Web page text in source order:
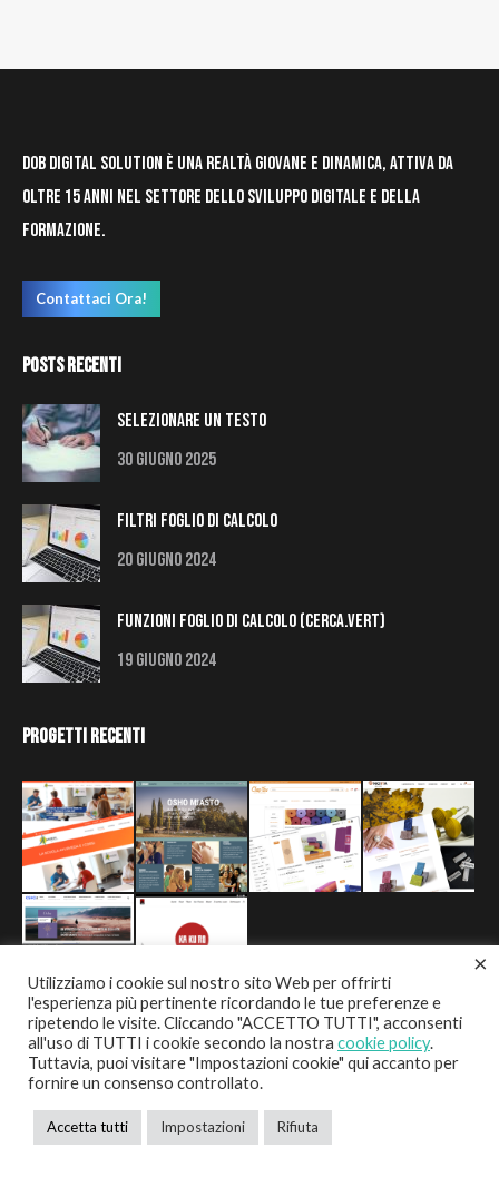
DOB Digital Solution è una realtà giovane e dinamica, attiva da
oltre 15 anni nel settore dello sviluppo digitale e della
formazione.
Contattaci Ora!
Posts Recenti
Selezionare un testo
30 Giugno 2025
Filtri Foglio di Calcolo
20 Giugno 2024
Funzioni Foglio di Calcolo (Cerca.Vert)
19 Giugno 2024
Progetti Recenti
Copyright © 2021 DOB DIGITAL SOLUTION. All rights
reserved. P.IVA 02146530031
Utilizziamo i cookie sul nostro sito Web per offrirti
l'esperienza più pertinente ricordando le tue preferenze e
ripetendo le visite. Cliccando "ACCETTO TUTTI", acconsenti
all'uso di TUTTI i cookie secondo la nostra cookie policy.
Tuttavia, puoi visitare "Impostazioni cookie" qui accanto per
fornire un consenso controllato.
Accetta tutti Impostazioni Rifiuta
×